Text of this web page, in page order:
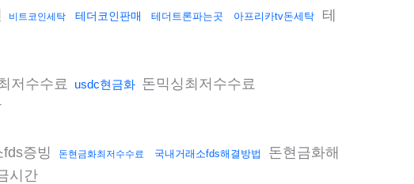
비트코인세탁 테더코인판매 테더트론파는곳 아프리카tv돈세탁
테
저수수료 usdc현금화 돈믹싱최저수수료
증빙 돈현금화최저수수료 국내거래소fds해결방법
돈현금화해
시간